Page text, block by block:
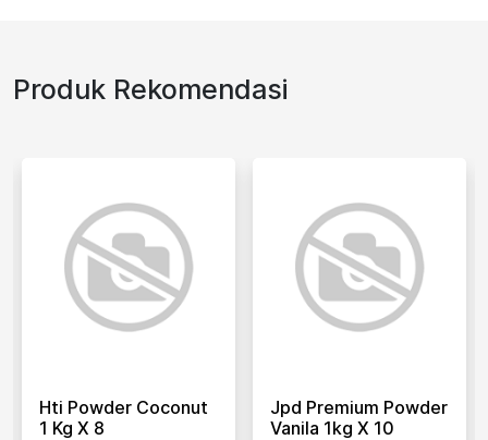
Produk Rekomendasi
Hti Powder Coconut
1 Kg X 8
Jpd Premium Powder
Vanila 1kg X 10